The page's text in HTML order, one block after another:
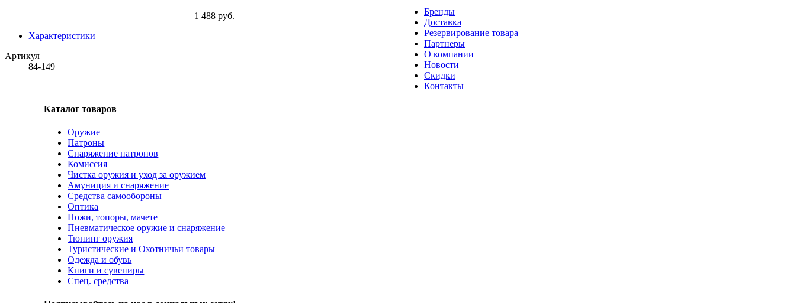
1 488 руб.
Характеристики
Артикул
84-149
Бренды
Доставка
Резервирование товара
Партнеры
О компании
Новости
Скидки
Контакты
Каталог товаров
Оружие
Патроны
Снаряжение патронов
Комиссия
Чистка оружия и уход за оружием
Амуниция и снаряжение
Средства самообороны
Оптика
Ножи, топоры, мачете
Пневматическое оружие и снаряжение
Тюнинг оружия
Туристические и Охотничьи товары
Одежда и обувь
Книги и сувениры
Спец. средства